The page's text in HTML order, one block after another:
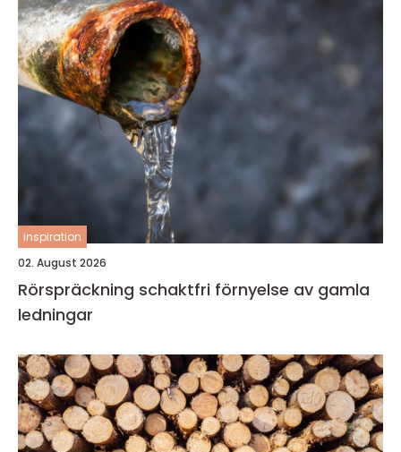
inspiration
02. August 2026
Rörspräckning schaktfri förnyelse av gamla
ledningar